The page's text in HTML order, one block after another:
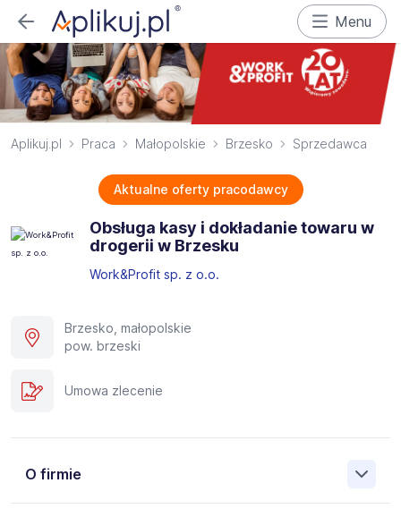
Menu
Aplikuj.pl Praca Małopolskie Brzesko Sprzedawca
Aktualne oferty pracodawcy
Obsługa kasy i dokładanie towaru w
drogerii w Brzesku
Work&Profit sp. z o.o.
Brzesko, małopolskie
pow. brzeski
Umowa zlecenie
O firmie